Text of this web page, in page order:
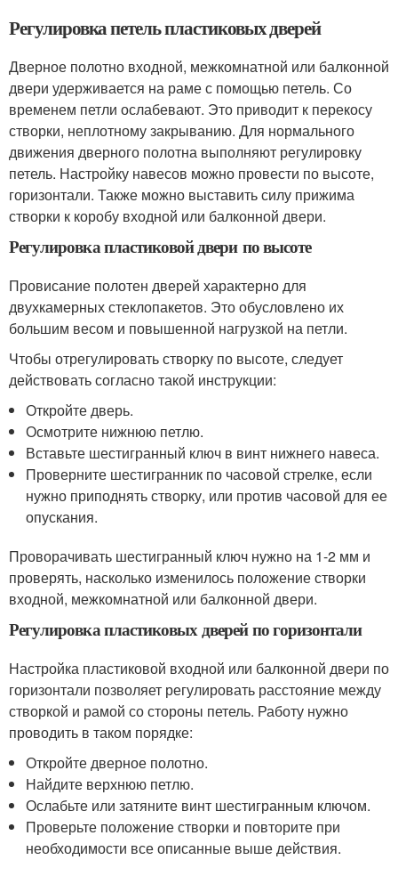
Регулировка петель пластиковых дверей
Дверное полотно входной, межкомнатной или балконной
двери удерживается на раме с помощью петель. Со
временем петли ослабевают. Это приводит к перекосу
створки, неплотному закрыванию. Для нормального
движения дверного полотна выполняют регулировку
петель. Настройку навесов можно провести по высоте,
горизонтали. Также можно выставить силу прижима
створки к коробу входной или балконной двери.
Регулировка пластиковой двери по высоте
Провисание полотен дверей характерно для
двухкамерных стеклопакетов. Это обусловлено их
большим весом и повышенной нагрузкой на петли.
Чтобы отрегулировать створку по высоте, следует
действовать согласно такой инструкции:
Откройте дверь.
Осмотрите нижнюю петлю.
Вставьте шестигранный ключ в винт нижнего навеса.
Проверните шестигранник по часовой стрелке, если
нужно приподнять створку, или против часовой для ее
опускания.
Проворачивать шестигранный ключ нужно на 1-2 мм и
проверять, насколько изменилось положение створки
входной, межкомнатной или балконной двери.
Регулировка пластиковых дверей по горизонтали
Настройка пластиковой входной или балконной двери по
горизонтали позволяет регулировать расстояние между
створкой и рамой со стороны петель. Работу нужно
проводить в таком порядке:
Откройте дверное полотно.
Найдите верхнюю петлю.
Ослабьте или затяните винт шестигранным ключом.
Проверьте положение створки и повторите при
необходимости все описанные выше действия.